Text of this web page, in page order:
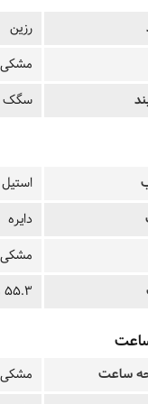
رزین
مشکی
سگک
دایره
مشکی
55.3 میلیمتر
ساعت
مشکی